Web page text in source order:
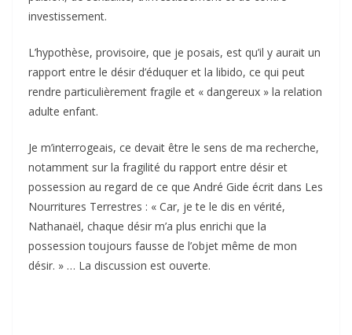
investissement.
L’hypothèse, provisoire, que je posais, est qu’il y aurait un
rapport entre le désir d’éduquer et la libido, ce qui peut
rendre particulièrement fragile et « dangereux » la relation
adulte enfant.
Je m’interrogeais, ce devait être le sens de ma recherche,
notamment sur la fragilité du rapport entre désir et
possession au regard de ce que André Gide écrit dans Les
Nourritures Terrestres : « Car, je te le dis en vérité,
Nathanaël, chaque désir m’a plus enrichi que la
possession toujours fausse de l’objet même de mon
désir. » … La discussion est ouverte.